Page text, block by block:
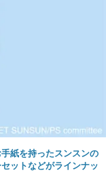
紙を持ったスンスンの
ットなどがラインナッ